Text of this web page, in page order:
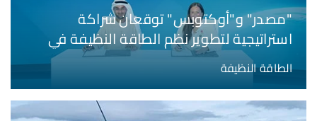
"مصدر" و"أوكتوبس" توقعان شراكة
استراتيجية لتطوير نظم الطاقة النظيفة في
المملكة المتحدة وأفريقيا
الطاقة النظيفة